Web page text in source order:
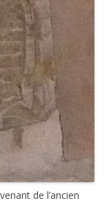
de l’ancien